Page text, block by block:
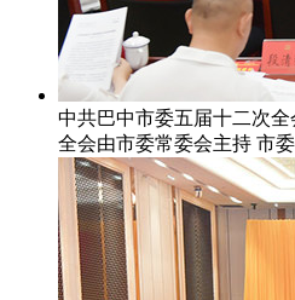
中共巴中市委五届十二次全
全会由市委常委会主持 市